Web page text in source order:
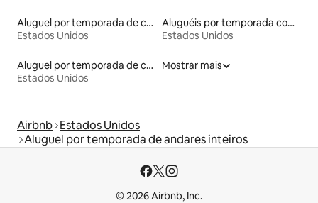
Aluguel por temporada de castelos
Estados Unidos
Aluguéis por temporada com cama de altura acessível
Estados Unidos
Aluguel por temporada de casas na árvore
Estados Unidos
Mostrar mais
Airbnb Estados Unidos
Aluguel por temporada de andares inteiros
© 2026 Airbnb, Inc.